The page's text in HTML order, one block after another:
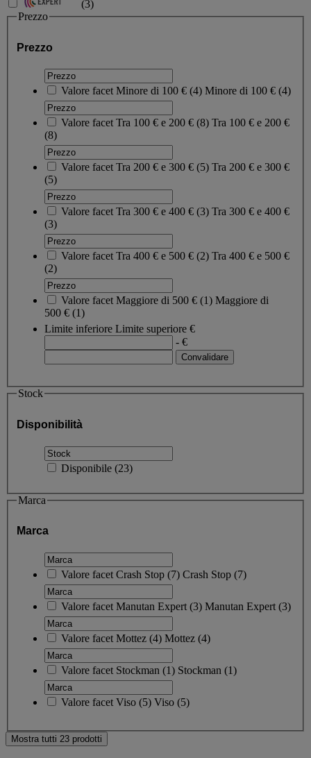
(3)
Prezzo
Prezzo
Valore facet Minore di 100 € (4) Minore di 100 € (4)
Valore facet Tra 100 € e 200 € (8) Tra 100 € e 200 €
(8)
Valore facet Tra 200 € e 300 € (5) Tra 200 € e 300 €
(5)
Valore facet Tra 300 € e 400 € (3) Tra 300 € e 400 €
(3)
Valore facet Tra 400 € e 500 € (2) Tra 400 € e 500 €
(2)
Valore facet Maggiore di 500 € (1) Maggiore di
500 € (1)
Limite inferiore Limite superiore €
- €
Stock
Disponibilità
Disponibile (23)
Marca
Marca
Valore facet Crash Stop (7) Crash Stop (7)
Valore facet Manutan Expert (3) Manutan Expert (3)
Valore facet Mottez (4) Mottez (4)
Valore facet Stockman (1) Stockman (1)
Valore facet Viso (5) Viso (5)
Mostra tutti 23 prodotti